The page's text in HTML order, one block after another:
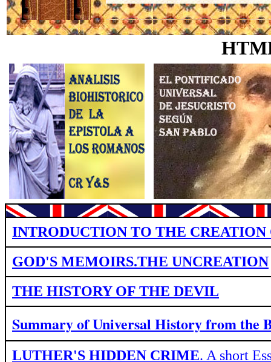
INTRODUCTION TO THE CREATION
GOD'S MEMOIRS.THE UNCREATION
THE HISTORY OF THE DEVIL
Summary of Universal History fromthe
LUTHER'S HIDDEN CRIME. A short